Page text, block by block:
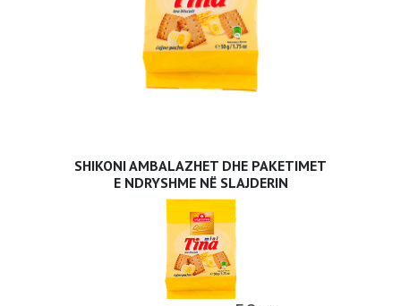
SHIKONI AMBALAZHET DHE PAKETIMET
E NDRYSHME NË SLAJDERIN